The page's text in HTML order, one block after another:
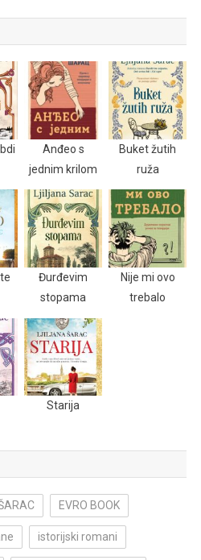
Anđeo s
jednim krilom
Buket žutih
ruža
Đurđevim
stopama
Nije mi ovo
trebalo
Starija
EVRO BOOK
istorijski romani